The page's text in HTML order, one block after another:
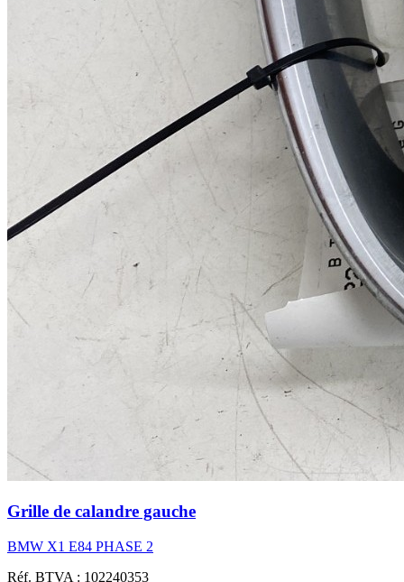
Grille de calandre gauche
BMW X1 E84 PHASE 2
Réf. BTVA : 102240353